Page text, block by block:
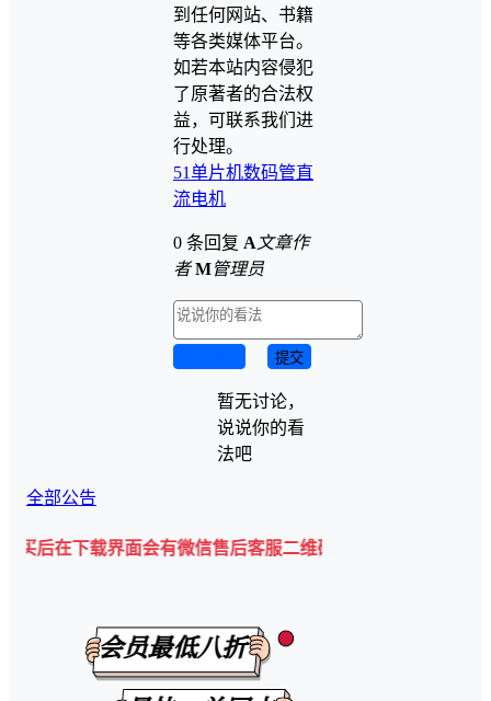
到任何网站、书籍
等各类媒体平台。
如若本站内容侵犯
了原著者的合法权
益，可联系我们进
行处理。
51单片机数码管 直
流电机
0 条回复 A文章作
者 M管理员
提交
暂无讨论，
说说你的看
法吧
全部公告
界面会有微信售后客服二维码💡